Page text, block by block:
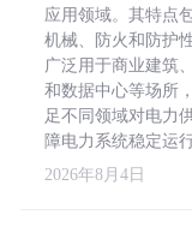
应用领域。其特点
机械、防火和防护
广泛用于商业建筑
和数据中心等场所
足不同领域对电力
障电力系统稳定运行
2026年8月4日